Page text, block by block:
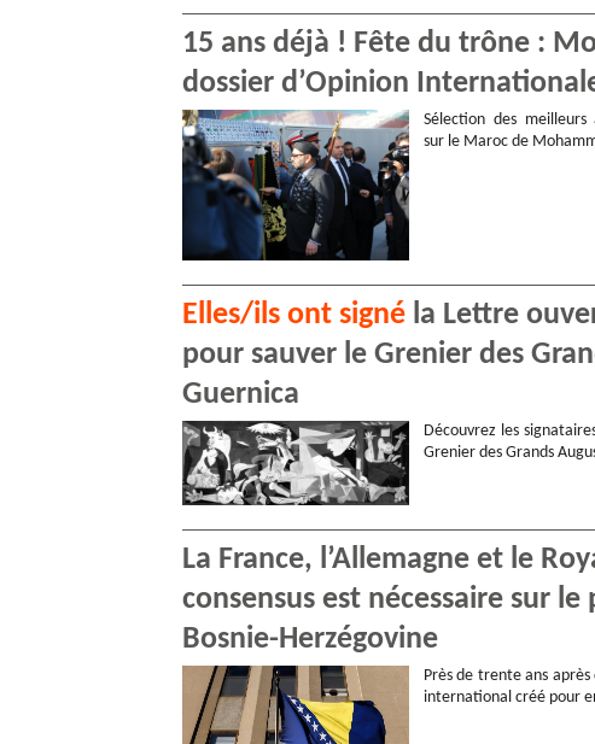
15 ans déjà ! Fête du trône :
dossier d’Opinion
Sélection des meilleurs
sur le Maroc de
Elles/ils ont signé la Lettre
pour sauver le Grenier des
Guernica
Découvrez les
Grenier des Grands
La France, l’Allemagne et le
consensus est nécessaire sur
Bosnie-Herzégovine
Près de trente ans
international créé pour